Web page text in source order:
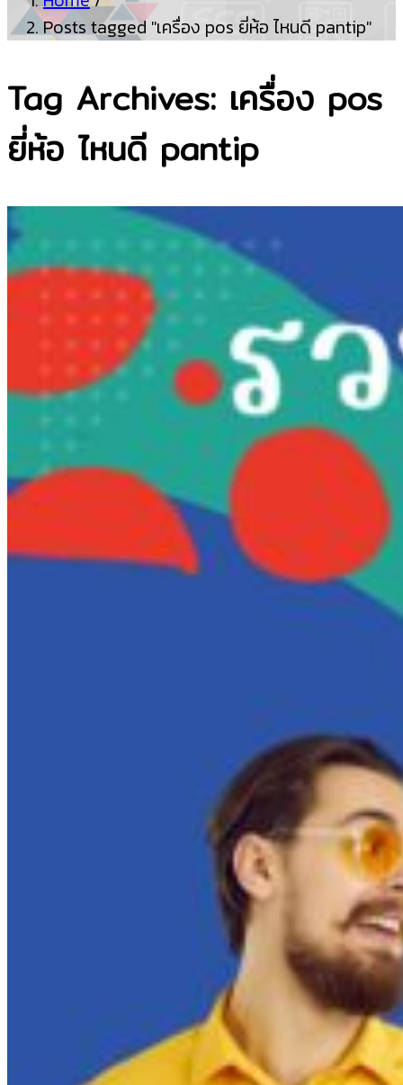
Posts tagged "เครื่อง pos ยี่ห้อ ไหนดี pantip"
Tag Archives: เครื่อง pos
ยี่ห้อ ไหนดี pantip